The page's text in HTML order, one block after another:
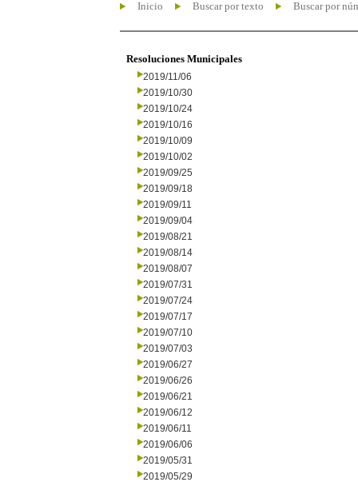
Inicio Buscar por texto Buscar por
Resoluciones Municipales
2019/11/06
2019/10/30
2019/10/24
2019/10/16
2019/10/09
2019/10/02
2019/09/25
2019/09/18
2019/09/11
2019/09/04
2019/08/21
2019/08/14
2019/08/07
2019/07/31
2019/07/24
2019/07/17
2019/07/10
2019/07/03
2019/06/27
2019/06/26
2019/06/21
2019/06/12
2019/06/11
2019/06/06
2019/05/31
2019/05/29